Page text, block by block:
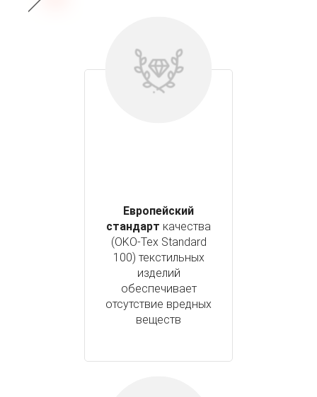
Европейский
стандарт качества
(OKO-Tex Standard
100) текстильных
изделий
обеспечивает
отсутствие вредных
веществ